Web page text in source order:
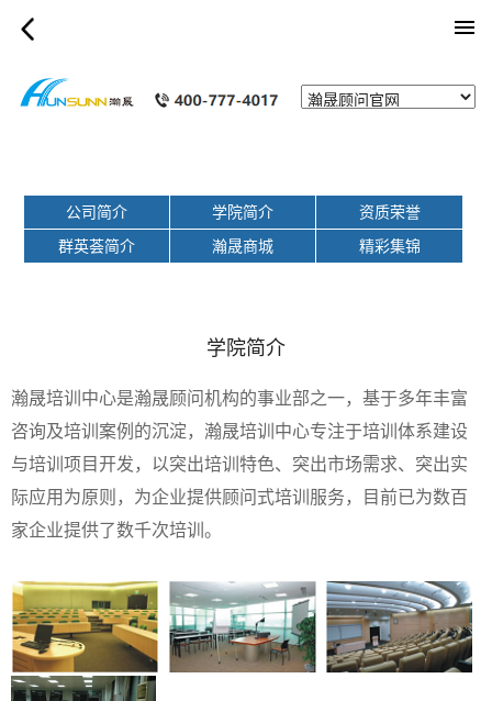
公司简介 学院简介
资质荣誉
群英荟简介
瀚晟商城 精彩集锦
学院简介
瀚晟培训中心是瀚晟顾问机构的事业部之一，基于多年丰富
咨询及培训案例的沉淀，瀚晟培训中心专注于培训体系建设
与培训项目开发，以突出培训特色、突出市场需求、突出实
际应用为原则，为企业提供顾问式培训服务，目前已为数百
家企业提供了数千次培训。